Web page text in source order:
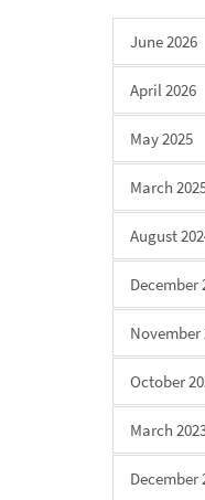
June 2026
April 2026
May 2025
March
August
December
November
October
March
December